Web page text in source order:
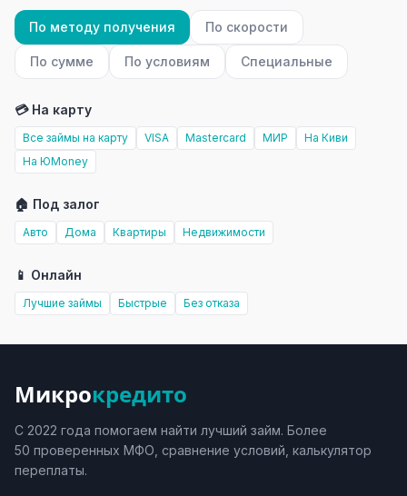
По методу получения По скорости
По сумме По условиям Специальные
💳 На карту
Все займы на карту VISA Mastercard МИР
На Киви
На ЮMoney
🏠 Под залог
Авто Дома Квартиры Недвижимости
📱 Онлайн
Лучшие займы Быстрые Без отказа
Микрокредито
С 2022 года помогаем найти лучший займ. Более
50 проверенных МФО, сравнение условий, калькулятор
переплаты.